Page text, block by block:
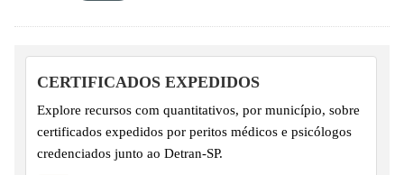
CERTIFICADOS EXPEDIDOS
Explore recursos com quantitativos, por município, sobre
certificados expedidos por peritos médicos e psicólogos
credenciados junto ao Detran-SP.